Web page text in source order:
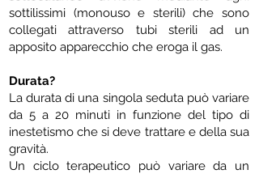
sottilissimi (monouso e sterili) che sono
collegati attraverso tubi sterili ad un
apposito apparecchio che eroga il gas.
Durata?
La durata di una singola seduta può variare
da 5 a 20 minuti in funzione del tipo di
inestetismo che si deve trattare e della sua
gravità.
Un ciclo terapeutico può variare da un